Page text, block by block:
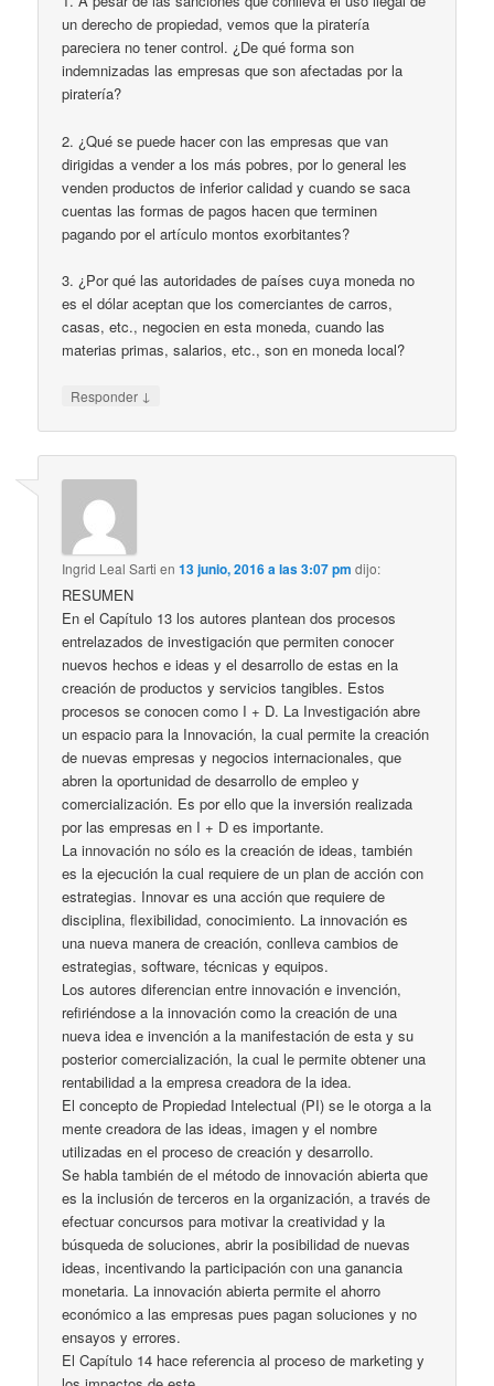
un derecho de propiedad, vemos que la piratería
pareciera no tener control. ¿De qué forma son
indemnizadas las empresas que son afectadas por la
piratería?
2. ¿Qué se puede hacer con las empresas que van
dirigidas a vender a los más pobres, por lo general les
venden productos de inferior calidad y cuando se saca
cuentas las formas de pagos hacen que terminen
pagando por el artículo montos exorbitantes?
3. ¿Por qué las autoridades de países cuya moneda no
es el dólar aceptan que los comerciantes de carros,
casas, etc., negocien en esta moneda, cuando las
materias primas, salarios, etc., son en moneda local?
Responder ↓
Ingrid Leal Sarti en13 junio, 2016 a las 3:07 pm dijo:
RESUMEN
En el Capítulo 13 los autores plantean dos procesos
entrelazados de investigación que permiten conocer
nuevos hechos e ideas y el desarrollo de estas en la
creación de productos y servicios tangibles. Estos
procesos se conocen como I + D. La Investigación abre
un espacio para la Innovación, la cual permite la creación
de nuevas empresas y negocios internacionales, que
abren la oportunidad de desarrollo de empleo y
comercialización. Es por ello que la inversión realizada
por las empresas en I + D es importante.
La innovación no sólo es la creación de ideas, también
es la ejecución la cual requiere de un plan de acción con
estrategias. Innovar es una acción que requiere de
disciplina, flexibilidad, conocimiento. La innovación es
una nueva manera de creación, conlleva cambios de
estrategias, software, técnicas y equipos.
Los autores diferencian entre innovación e invención,
refiriéndose a la innovación como la creación de una
nueva idea e invención a la manifestación de esta y su
posterior comercialización, la cual le permite obtener una
rentabilidad a la empresa creadora de la idea.
El concepto de Propiedad Intelectual (PI) se le otorga a la
mente creadora de las ideas, imagen y el nombre
utilizadas en el proceso de creación y desarrollo.
Se habla también de el método de innovación abierta que
es la inclusión de terceros en la organización, a través de
efectuar concursos para motivar la creatividad y la
búsqueda de soluciones, abrir la posibilidad de nuevas
ideas, incentivando la participación con una ganancia
monetaria. La innovación abierta permite el ahorro
económico a las empresas pues pagan soluciones y no
ensayos y errores.
El Capítulo 14 hace referencia al proceso de marketing y